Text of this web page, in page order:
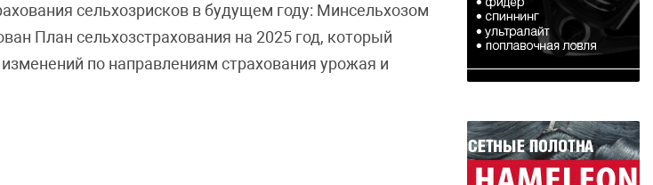
сельхозрисков в будущем году: Минсельхозом
План сельхозстрахования на 2025 год, который
по направлениям страхования урожая и